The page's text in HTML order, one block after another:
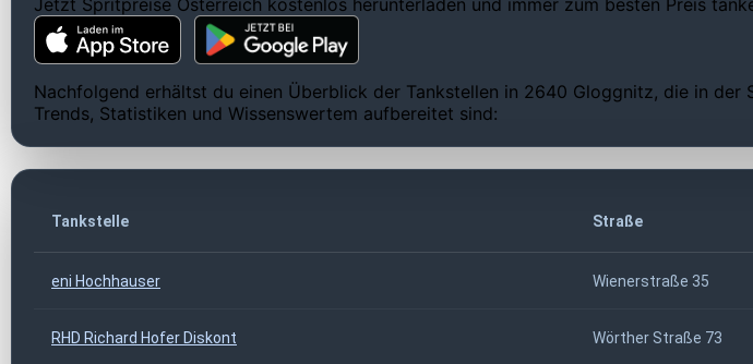
Nachfolgend erhältst du einen Überblick der Tankstellen in 2640 Gloggnitz, die in
Trends, Statistiken und Wissenswertem aufbereitet sind:
Tankstelle Straße
eni Hochhauser Wienerstraße 35
RHD Richard Hofer Diskont Wörther Straße 73